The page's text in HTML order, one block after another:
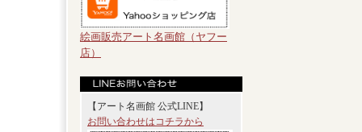
絵画販売アート名画館（ヤフー
店）
【アート名画館 公式LINE】
お問い合わせはコチラから